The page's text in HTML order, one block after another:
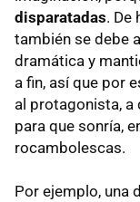
disparatadas. De
también se debe
dramática y
a fin, así que por
al protagonista, a
para que sonría,
rocambolescas.
Por ejemplo, una